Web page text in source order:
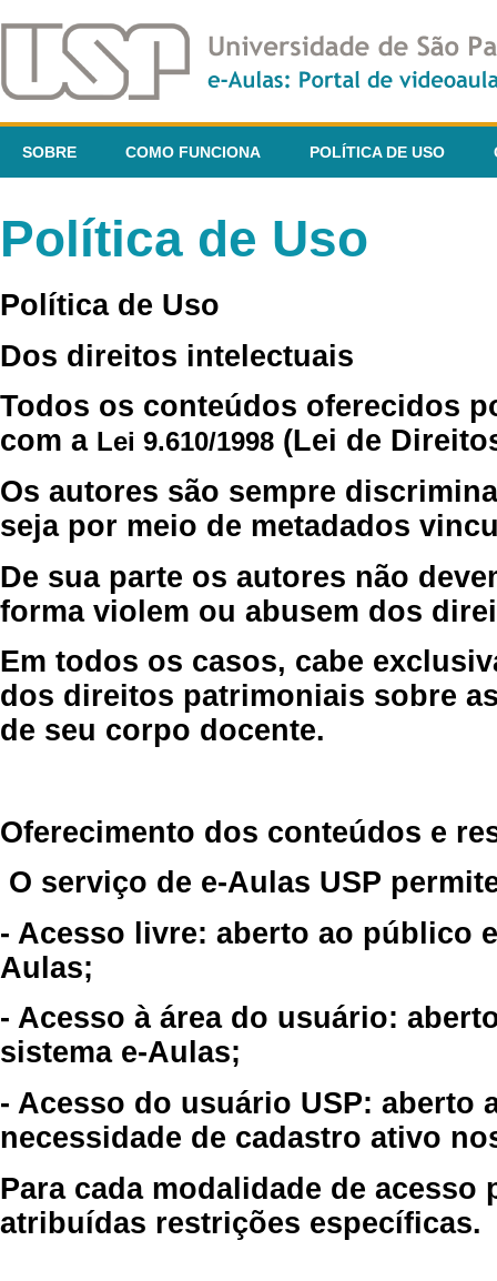
SOBRE COMO FUNCIONA POLÍTICA DE USO
Política de Uso
Política de Uso
Dos direitos intelectuais
Todos os conteúdos oferecidos
com a Lei 9.610/1998 (Lei de
Os autores são sempre
seja por meio de metadados
De sua parte os autores não
forma violem ou abusem dos
Em todos os casos, cabe
dos direitos patrimoniais sobre
de seu corpo docente.
Oferecimento dos conteúdos e
O serviço de e-Aulas USP
- Acesso livre: aberto ao público
Aulas;
- Acesso à área do usuário:
sistema e-Aulas;
- Acesso do usuário USP: aberto
necessidade de cadastro ativo
Para cada modalidade de
atribuídas restrições específicas.